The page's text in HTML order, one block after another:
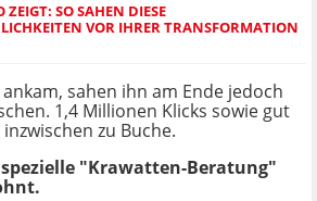
ZEIGT: SO SAHEN DIESE
VOR IHRER TRANSFORMATION
sahen ihn am Ende jedoch
1,4 Millionen Klicks sowie gut
zu Buche.
"Krawatten-Beratung"